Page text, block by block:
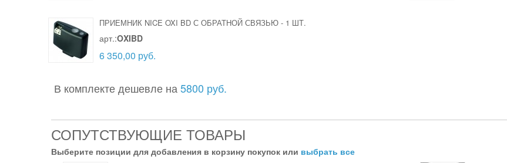
ПРИЕМНИК NICE OXI BD С ОБРАТНОЙ СВЯЗЬЮ - 1 ШТ.
арт.:OXIBD
6 350,00 руб.
В комплекте дешевле на 5800 руб.
СОПУТСТВУЮЩИЕ ТОВАРЫ
Выберите позиции для добавления в корзину покупок или выбрать все